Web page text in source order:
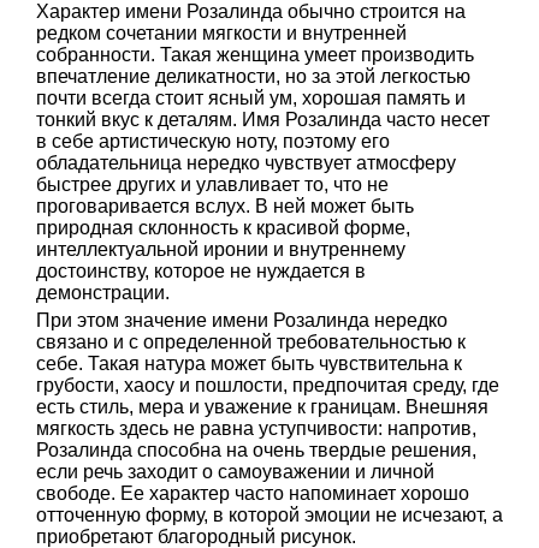
Характер имени Розалинда обычно строится на
редком сочетании мягкости и внутренней
собранности. Такая женщина умеет производить
впечатление деликатности, но за этой легкостью
почти всегда стоит ясный ум, хорошая память и
тонкий вкус к деталям. Имя Розалинда часто несет
в себе артистическую ноту, поэтому его
обладательница нередко чувствует атмосферу
быстрее других и улавливает то, что не
проговаривается вслух. В ней может быть
природная склонность к красивой форме,
интеллектуальной иронии и внутреннему
достоинству, которое не нуждается в
демонстрации.
При этом значение имени Розалинда нередко
связано и с определенной требовательностью к
себе. Такая натура может быть чувствительна к
грубости, хаосу и пошлости, предпочитая среду, где
есть стиль, мера и уважение к границам. Внешняя
мягкость здесь не равна уступчивости: напротив,
Розалинда способна на очень твердые решения,
если речь заходит о самоуважении и личной
свободе. Ее характер часто напоминает хорошо
отточенную форму, в которой эмоции не исчезают, а
приобретают благородный рисунок.